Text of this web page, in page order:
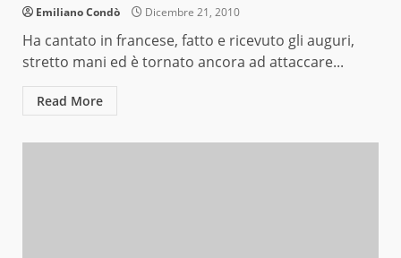
Emiliano Condò Dicembre 21, 2010
Ha cantato in francese, fatto e ricevuto gli auguri,
stretto mani ed è tornato ancora ad attaccare...
Read More